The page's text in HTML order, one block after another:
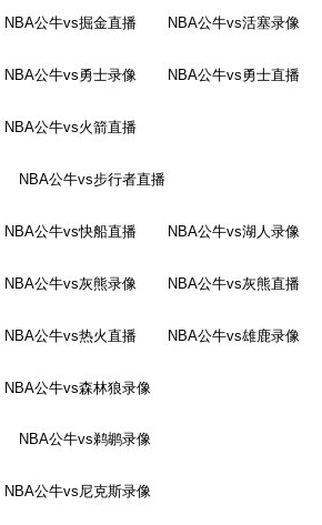
NBA公牛vs掘金直播 NBA公牛vs活塞录像
NBA公牛vs勇士录像 NBA公牛vs勇士直播
NBA公牛vs火箭直播
NBA公牛vs步行者直播
NBA公牛vs快船直播 NBA公牛vs湖人录像
NBA公牛vs灰熊录像 NBA公牛vs灰熊直播
NBA公牛vs热火直播 NBA公牛vs雄鹿录像
NBA公牛vs森林狼录像
NBA公牛vs鹈鹕录像
NBA公牛vs尼克斯录像